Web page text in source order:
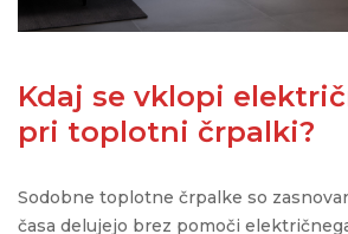
Kdaj se vklopi
pri toplotni črpalki?
Sodobne toplotne črpalke so
časa delujejo brez pomoči